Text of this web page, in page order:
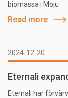
biomassa i Moju
Read more
2024-12-20
Eternali
Eternali har